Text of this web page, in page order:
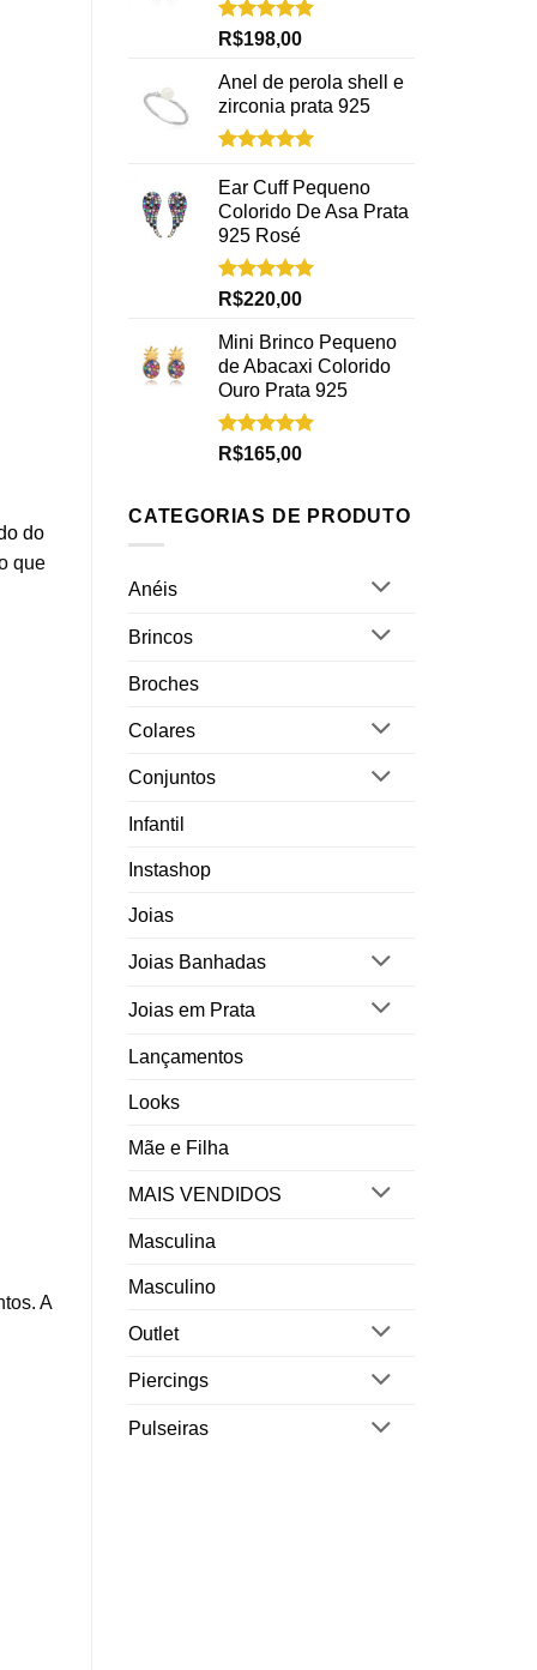
do
que
A
Avaliação
5.00
de 5
R$198,00
Anel de perola shell e
zirconia prata 925
5.00 de 5
Ear Cuff Pequeno
Colorido De Asa Prata
925 Rosé
Avaliação
5.00
de 5
R$220,00
Mini Brinco Pequeno
de Abacaxi Colorido
Ouro Prata 925
Avaliação
5.00
de 5
R$165,00
CATEGORIAS DE PRODUTO
Anéis
Brincos
Broches
Colares
Conjuntos
Infantil
Instashop
Joias
Joias Banhadas
Joias em Prata
Lançamentos
Looks
Mãe e Filha
MAIS VENDIDOS
Masculina
Masculino
Outlet
Piercings
Pulseiras